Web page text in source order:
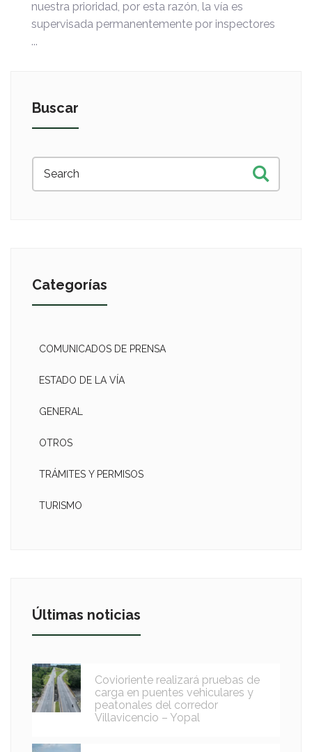
nuestra prioridad, por esta razón, la vía es
supervisada permanentemente por inspectores
...
Buscar
Categorías
COMUNICADOS DE PRENSA
ESTADO DE LA VÍA
GENERAL
OTROS
TRÁMITES Y PERMISOS
TURISMO
Últimas noticias
Covioriente realizará pruebas de
carga en puentes vehiculares y
peatonales del corredor
Villavicencio – Yopal